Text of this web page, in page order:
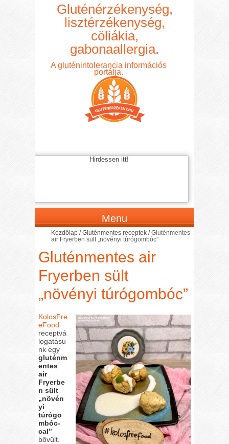
Gluténérzékenység,
lisztérzékenység,
cöliákia,
gabonaallergia.
A gluténintolerancia információs
portálja.
Hirdessen itt!
Menu
Kezdőlap /Gluténmentes receptek /Gluténmentes
air Fryerben sült „növényi túrógombóc”
Gluténmentes air
Fryerben sült
„növényi túrógombóc”
KolosFre
eFood
receptvá
logatásu
nk egy
gluténm
entes
air
Fryerbe
n sült
„növén
yi
túrógo
mbóc-
cal”
bővült.